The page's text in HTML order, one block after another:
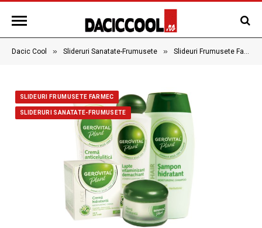
Dacic Cool » Slideruri Sanatate-Frumusete » Slideuri Frumusete Farmec
SLIDEURI FRUMUSETE FARMEC
SLIDERURI SANATATE-FRUMUSETE